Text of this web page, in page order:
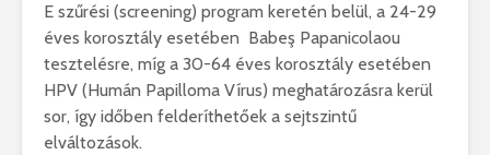
E szűrési (screening) program keretén belül, a 24-29
éves korosztály esetében Babeş Papanicolaou
tesztelésre, míg a 30-64 éves korosztály esetében
HPV (Humán Papilloma Vírus) meghatározásra kerül
sor, így időben felderíthetőek a sejtszintű
elváltozások.